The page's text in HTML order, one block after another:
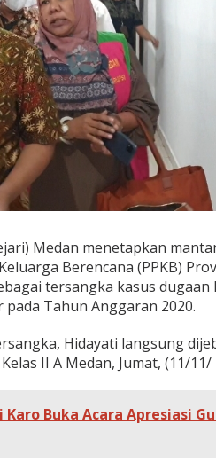
Medan menetapkan
Berencana (PPKB)
tersangka kasus
Tahun Anggaran 2020.
Hidayati langsung
II A Medan, Jumat, (11/11/
Buka Acara Apresiasi